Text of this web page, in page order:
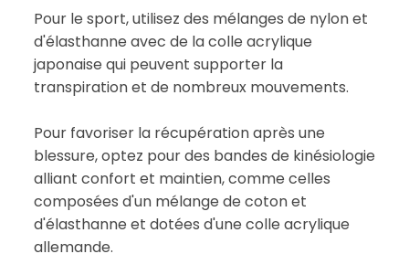
Pour le sport, utilisez des mélanges de nylon et
d'élasthanne avec de la colle acrylique
japonaise qui peuvent supporter la
transpiration et de nombreux mouvements.
Pour favoriser la récupération après une
blessure, optez pour des bandes de kinésiologie
alliant confort et maintien, comme celles
composées d'un mélange de coton et
d'élasthanne et dotées d'une colle acrylique
allemande.